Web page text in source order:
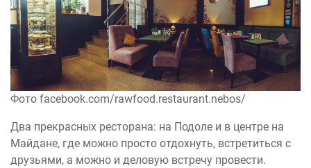
Фото facebook.com/rawfood.restaurant.nebos/
Два прекрасных ресторана: на Подоле и в центре на
Майдане, где можно просто отдохнуть, встретиться с
друзьями, а можно и деловую встречу провести.